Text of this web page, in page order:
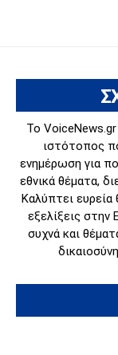
Το VoiceNews.gr
ιστότοπος
ενημέρωση για
εθνικά θέματα,
Καλύπτει
εξελίξεις στην
συχνά και